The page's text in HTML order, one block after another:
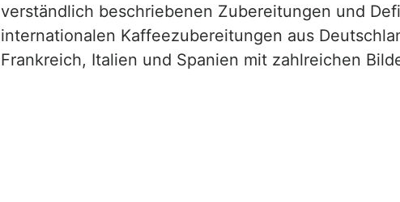
verständlich beschriebenen Zubereitungen und
internationalen Kaffeezubereitungen aus
Frankreich, Italien und Spanien mit zahlreichen